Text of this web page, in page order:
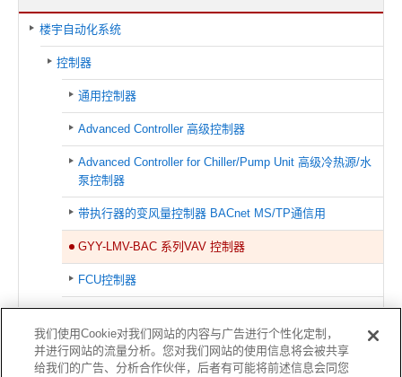
楼宇自动化系统
控制器
通用控制器
Advanced Controller 高级控制器
Advanced Controller for Chiller/Pump Unit 高级冷热源/水
泵控制器
带执行器的变风量控制器 BACnet MS/TP通信用
GYY-LMV-BAC 系列VAV 控制器
FCU控制器
紧凑型远程I/O模块
关联信息
我们使用Cookie对我们网站的内容与广告进行个性化定制，
并进行网站的流量分析。您对我们网站的使用信息将会被共享
给我们的广告、分析合作伙伴，后者有可能将前述信息会同您